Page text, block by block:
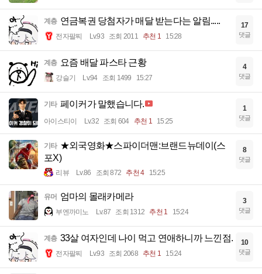
계층 연금복권 당첨자가 매달 받는다는 알림.....
전자팔찌 Lv.93 조회 2011 추천 1 15:28
17
댓글
계층 요즘 배달 파스타 근황
강슬기 Lv.94 조회 1499 15:27
4
댓글
기타 페이커가 말했습니다.
아이스티이 Lv.32 조회 604 추천 1 15:25
1
댓글
기타 ★외국영화★스파이더맨:브랜드뉴데이(스
포X)
리뷰 Lv.86 조회 872 추천 4 15:25
8
댓글
유머 엄마의 몰래카메라
부엔까미노 Lv.87 조회 1312 추천 1 15:24
3
댓글
계층 33살 여자인데 나이 먹고 연애하니까 느낀점.
전자팔찌 Lv.93 조회 2068 추천 1 15:24
10
댓글